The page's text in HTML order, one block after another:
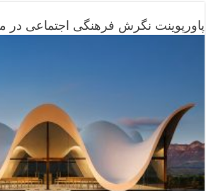
پاورپوینت نگرش فرهنگی اجتماعی در